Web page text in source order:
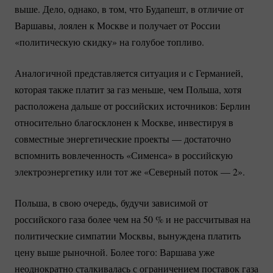
выше. Дело, однако, в том, что Будапешт, в отличие от
Варшавы, лоялен к Москве и получает от России
«политическую скидку» на голубое топливо.
Аналогичной представляется ситуация и с Германией,
которая также платит за газ меньше, чем Польша, хотя
расположена дальше от российских источников: Берлин
относительно благосклонен к Москве, инвестируя в
совместные энергетические проекты — достаточно
вспомнить вовлеченность «Сименса» в российскую
электроэнергетику или тот же «Северный поток — 2».
Польша, в свою очередь, будучи зависимой от
российского газа более чем на 50 %и не рассчитывая на
политические симпатии Москвы, вынуждена платить
цену выше рыночной. Более того: Варшава уже
неоднократно сталкивалась с ограничением поставок газа